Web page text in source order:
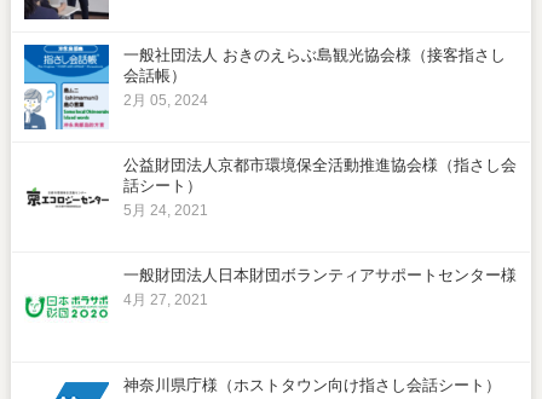
一般社団法人 おきのえらぶ島観光協会様（接客指さし
会話帳）
2月 05, 2024
公益財団法人京都市環境保全活動推進協会様（指さし会
話シート）
5月 24, 2021
一般財団法人日本財団ボランティアサポートセンター様
4月 27, 2021
神奈川県庁様（ホストタウン向け指さし会話シート）